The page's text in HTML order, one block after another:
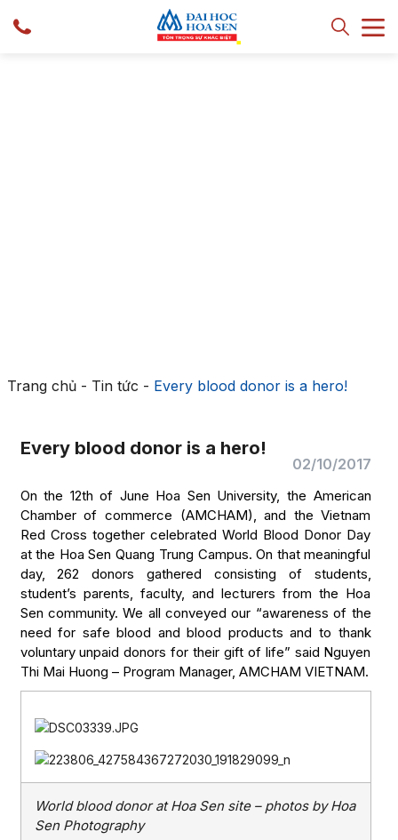
Trang chủ- Tin tức - Every blood donor is a hero!
Every blood donor is a hero!
02/10/2017
On the 12th of June Hoa Sen University, the American
Chamber of commerce (AMCHAM), and the Vietnam
Red Cross together celebrated World Blood Donor Day
at the Hoa Sen Quang Trung Campus. On that meaningful
day, 262 donors gathered consisting of students,
student’s parents, faculty, and lecturers from the Hoa
Sen community. We all conveyed our “awareness of the
need for safe blood and blood products and to thank
voluntary unpaid donors for their gift of life” said Nguyen
Thi Mai Huong – Program Manager, AMCHAM VIETNAM.
World blood donor at Hoa Sen site – photos by Hoa
Sen Photography